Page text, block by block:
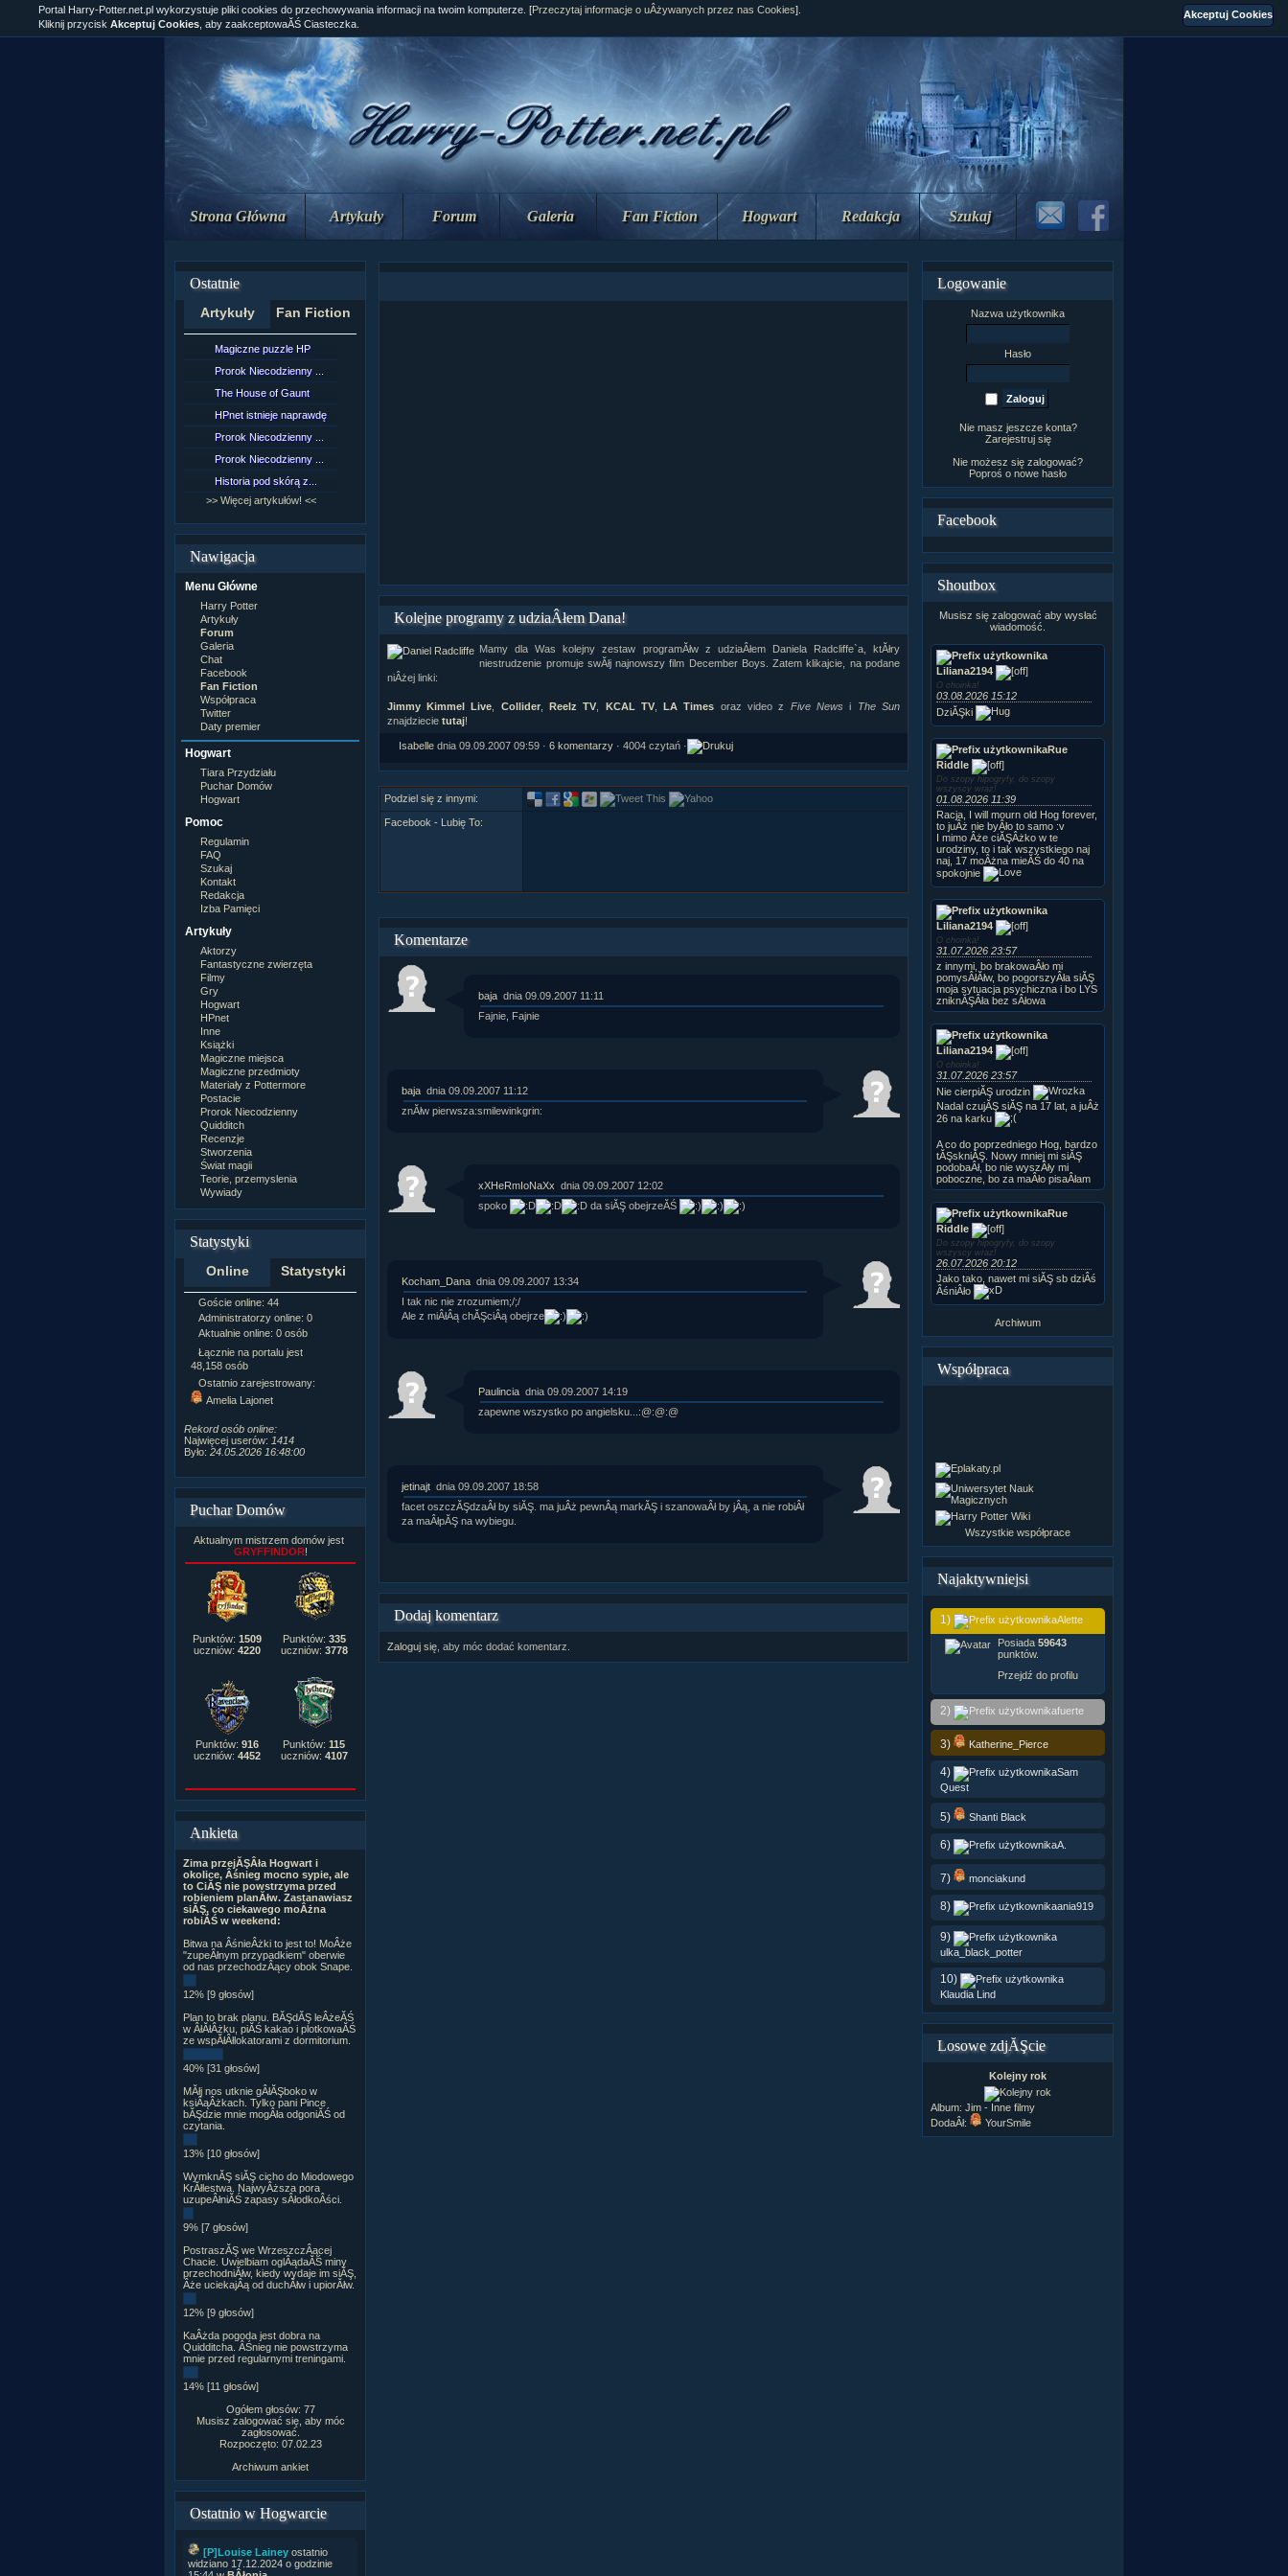
Strona Główna Artykuły Forum Galeria Fan Fiction Hogwart Redakcja Szukaj
Ostatnie
Artykuły Fan Fiction
Magiczne puzzle HP
Prorok Niecodzienny ...
The House of Gaunt
HPnet istnieje naprawdę
Prorok Niecodzienny ...
Prorok Niecodzienny ...
Historia pod skórą z...
>> Więcej artykułów! <<
Nawigacja
Menu Główne
Harry Potter
Artykuły
Forum
Galeria
Chat
Facebook
Fan Fiction
Współpraca
Twitter
Daty premier
Hogwart
Tiara Przydziału
Puchar Domów
Hogwart
Pomoc
Regulamin
FAQ
Szukaj
Kontakt
Redakcja
Izba Pamięci
Artykuły
Aktorzy
Fantastyczne zwierzęta
Filmy
Gry
Hogwart
HPnet
Inne
Książki
Magiczne miejsca
Magiczne przedmioty
Materiały z Pottermore
Postacie
Prorok Niecodzienny
Quidditch
Recenzje
Stworzenia
Świat magii
Teorie, przemyslenia
Wywiady
Statystyki
Online Statystyki
Goście online: 44
Administratorzy online: 0
Aktualnie online: 0 osób
Łącznie na portalu jest
48,158 osób
Ostatnio zarejestrowany:
Amelia Lajonet
Rekord osób online:
Najwięcej userów: 1414
Było: 24.05.2026 16:48:00
Napisanych artykułów:1,087
Dodanych newsów: 10,564
Komentarzy do materiałów:
222,019
Rozdanych pochwał:
3,327
Wlepionych ostrzeżeń:
Puchar Domów
Aktualnym mistrzem domów jest
GRYFFINDOR!
Punktów: 1509
uczniów: 4220
Punktów: 335
uczniów: 3778
Punktów: 916
uczniów: 4452
Punktów: 115
uczniów: 4107
Ankieta
Zima przejĂŞÂła Hogwart i
okolice, Âśnieg mocno sypie, ale
to CiĂŞ nie powstrzyma przed
robieniem planĂłw. Zastanawiasz
siĂŞ, co ciekawego moÂżna
robiĂŚ w weekend:
Bitwa na ÂśnieÂżki to jest to! MoÂże
"zupeÂłnym przypadkiem" oberwie
od nas przechodzÂący obok Snape.
12% [9 głosów]
Plan to brak planu. BĂŞdĂŞ leÂżeĂŚ
w ÂłĂłÂżku, piĂŚ kakao i plotkowaĂŚ
ze wspĂłÂłlokatorami z dormitorium.
40% [31 głosów]
MĂłj nos utknie gÂłĂŞboko w
ksiÂąÂżkach. Tylko pani Pince
bĂŞdzie mnie mogÂła odgoniĂŚ od
czytania.
13% [10 głosów]
WymknĂŞ siĂŞ cicho do Miodowego
KrĂłlestwa. NajwyÂższa pora
uzupeÂłniĂŚ zapasy sÂłodkoÂści.
9% [7 głosów]
PostraszĂŞ we WrzeszczÂącej
Chacie. Uwielbiam oglÂądaĂŚ miny
przechodniĂłw, kiedy wydaje im siĂŞ,
Âże uciekajÂą od duchĂłw i upiorĂłw.
12% [9 głosów]
KaÂżda pogoda jest dobra na
Quidditcha. ÂŚnieg nie powstrzyma
mnie przed regularnymi treningami.
14% [11 głosów]
Ogółem głosów: 77
Musisz zalogować się, aby móc
zagłosować.
Rozpoczęto: 07.02.23
Archiwum ankiet
Ostatnio w Hogwarcie
[P]Louise Lainey ostatnio
widziano 17.12.2024 o godzinie
Portal Harry-Potter.net.pl wykorzystuje pliki cookies do przechowywania informacji na twoim komputerze. [Przeczytaj informacje o uÂżywanych przez nas Cookies].
Kliknij przycisk Akceptuj Cookies , aby zaakceptowaĂŚ Ciasteczka.
Kolejne programy z udziaÂłem Dana!
Mamy dla Was kolejny zestaw programĂłw z udziaÂłem Daniela Radcliffe`a, ktĂłry
niestrudzenie promuje swĂłj najnowszy film December Boys. Zatem klikajcie, na podane
niÂżej linki:
Jimmy Kimmel Live Collider, Reelz TV KCAL TV,LA Times oraz video z Five Newsi
The Sun
znajdziecie tutaj!
Isabelle dnia 09.09.2007 09:59 ·6 komentarzy · 4004 czytań ·
Podziel się z innymi:
Facebook - Lubię To:
Komentarze
baja dnia 09.09.2007 11:11
Fajnie, Fajnie
baja dnia 09.09.2007 11:12
znĂłw pierwsza:smilewinkgrin:
xXHeRmIoNaXx dnia 09.09.2007 12:02
spoko
da siĂŞ obejrzeĂŚ
Kocham_Dana dnia 09.09.2007 13:34
I tak nic nie zrozumiem;/;/
Ale z miÂłÂą chĂŞciÂą obejrze
Paulincia dnia 09.09.2007 14:19
zapewne wszystko po angielsku...:@:@:@
jetinajt dnia 09.09.2007 18:58
facet oszczĂŞdzaÂł by siĂŞ. ma juÂż pewnÂą markĂŞ i szanowaÂł by jÂą, a nie robiÂł
za maÂłpĂŞ na wybiegu.
Dodaj komentarz
Zaloguj się, aby móc dodać komentarz.
Logowanie
Nazwa użytkownika
Hasło
Nie masz jeszcze konta?
Zarejestruj się
Nie możesz się zalogować?
Poproś o nowe hasło
Facebook
Shoutbox
Musisz się zalogować aby wysłać
wiadomość.
Liliana2194
O choinka!
03.08.2026 15:12
DziĂŞki
Rue
Riddle
Do szopy hipogryfy, do szopy
wszyscy wraz!
01.08.2026 11:39
Racja, I will mourn old Hog forever,
to juÂż nie byÂło to samo :v
I mimo Âże ciĂŞÂżko w te
urodziny, to i tak wszystkiego naj
naj, 17 moÂżna mieĂŚ do 40 na
spokojnie
Liliana2194
O choinka!
31.07.2026 23:57
z innymi, bo brakowaÂło mi
pomysÂłĂłw, bo pogorszyÂła siĂŞ
moja sytuacja psychiczna i bo LYS
zniknĂŞÂła bez sÂłowa
Liliana2194
O choinka!
31.07.2026 23:57
Nie cierpiĂŞ urodzin
Nadal czujĂŞ siĂŞ na 17 lat, a juÂż
26 na karku
A co do poprzedniego Hog, bardzo
tĂŞskniĂŞ. Nowy mniej mi siĂŞ
podobaÂł, bo nie wyszÂły mi
poboczne, bo za maÂło pisaÂłam
Rue
Riddle
Do szopy hipogryfy, do szopy
wszyscy wraz!
26.07.2026 20:12
Jako tako, nawet mi siĂŞ sb dziÂś
ÂśniÂło
Archiwum
Współpraca
Wszystkie współprace
Najaktywniejsi
1)
Alette
Posiada 59643
punktów.
Przejdź do profilu
2) fuerte
3) Katherine_Pierce
4)
Sam
Quest
5) Shanti Black
6) A.
7) monciakund
8) ania919
9)
ulka_black_potter
10)
Klaudia Lind
Losowe zdjĂŞcie
Kolejny rok
Album: Jim - Inne filmy
DodaÂł:
YourSmile